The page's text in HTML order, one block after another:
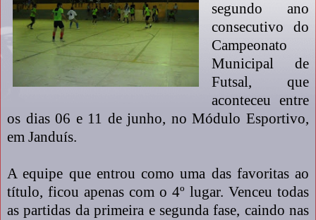
segundo ano
consecutivo do
Campeonato
Municipal de
Futsal, que
aconteceu entre
os dias 06 e 11 de junho, no Módulo Esportivo,
em Janduís.
A equipe que entrou como uma das favoritas ao
título, ficou apenas com o 4º lugar. Venceu todas
as partidas da primeira e segunda fase, caindo nas